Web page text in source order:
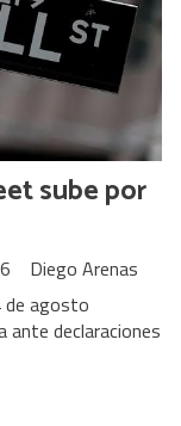
sube por
Diego Arenas
de agosto
declaraciones